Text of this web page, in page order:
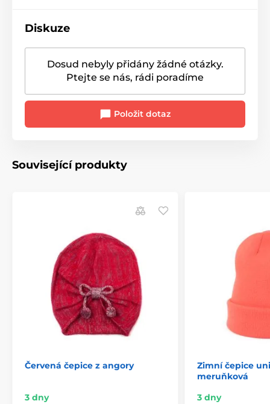
Diskuze
Dosud nebyly přidány žádné otázky.
Ptejte se nás, rádi poradíme
Položit dotaz
Související produkty
Červená čepice z angory
3 dny
Zimní čepice
meruňková
3 dny